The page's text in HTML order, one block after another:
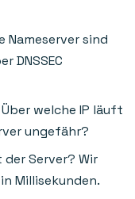
Nameserver sind
DNSSEC
Über welche IP läuft
ungefähr?
Server? Wir
Millisekunden.